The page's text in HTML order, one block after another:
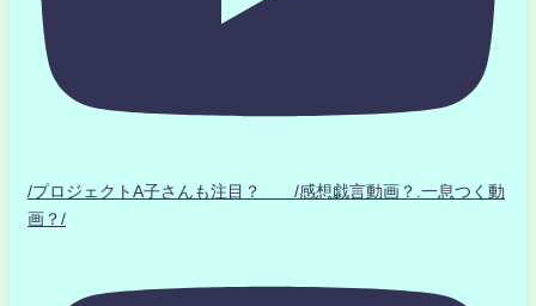
/プロジェクトA子さんも注目？ /感想戯言動画？.一息つく動
画？/